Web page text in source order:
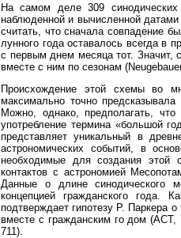
На самом деле 309
наблюденной и вычисленной датами
считать, что сначала совпадение
лунного года оставалось всегда в
с первым днем месяца тот. Значит,
вместе с ним по сезонам
Происхождение этой схемы во
максимально точно
Можно, однако, предполагать,
употребление термина «большой
представляет уникальный в
астрономических событий, в
необходимые для создания этой
контактов с астрономией
Данные о длине синодического
концепцией гражданского года.
подтверждает гипотезу Р. Паркера
вместе с гражданским го дом
711).